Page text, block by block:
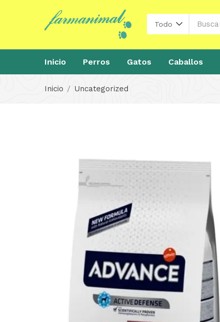
Todo
Inicio Perros Gatos Caballos
Inicio Uncategorized